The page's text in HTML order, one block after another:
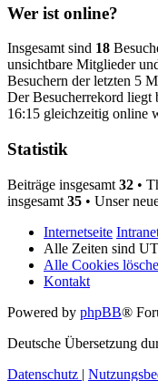
Wer ist online?
Insgesamt sind 18
unsichtbare Mitglieder
Besuchern der letzten 5
Der Besucherrekord liegt
16:15 gleichzeitig online
Statistik
Beiträge insgesamt 32 •
insgesamt 35 • Unser
Internetseite
Alle Zeiten sind
Alle Cookies
Kontakt
Powered by phpBB®
Deutsche Übersetzung
Datenschutz |